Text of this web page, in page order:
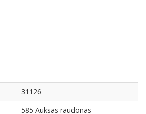
31126
585 Auksas raudonas